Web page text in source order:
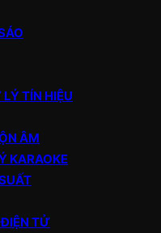
TÍN HIỆU
ÂM
KARAOKE
TỬ